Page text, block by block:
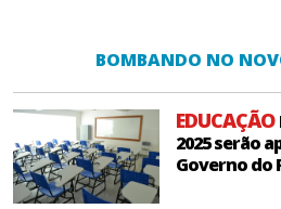
BOMBANDO NO
EDUCAÇÃO
2025 serão
Governo do